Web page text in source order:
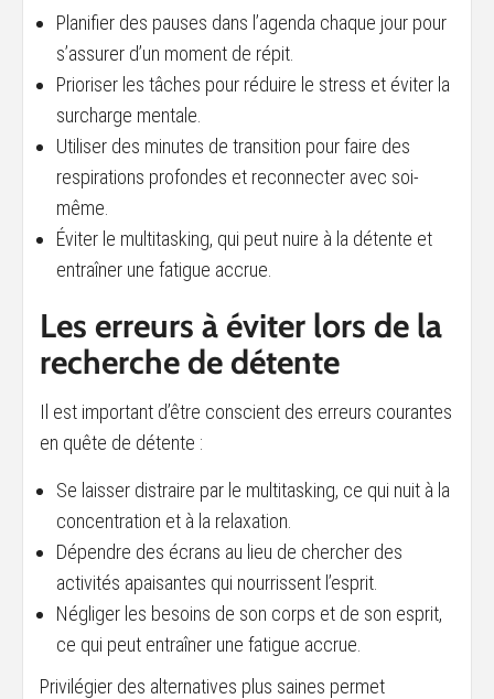
Planifier des pauses dans l’agenda chaque jour pour
s’assurer d’un moment de répit.
Prioriser les tâches pour réduire le stress et éviter la
surcharge mentale.
Utiliser des minutes de transition pour faire des
respirations profondes et reconnecter avec soi-
même.
Éviter le multitasking, qui peut nuire à la détente et
entraîner une fatigue accrue.
Les erreurs à éviter lors de la
recherche de détente
Il est important d’être conscient des erreurs courantes
en quête de détente :
Se laisser distraire par le multitasking, ce qui nuit à la
concentration et à la relaxation.
Dépendre des écrans au lieu de chercher des
activités apaisantes qui nourrissent l’esprit.
Négliger les besoins de son corps et de son esprit,
ce qui peut entraîner une fatigue accrue.
Privilégier des alternatives plus saines permet